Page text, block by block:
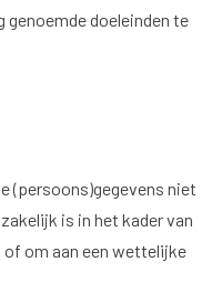
genoemde doeleinden te
(persoons)gegevens niet
is in het kader van
om aan een wettelijke